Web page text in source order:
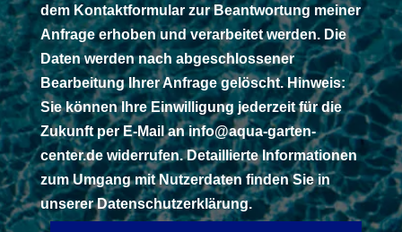
dem Kontaktformular zur Beantwortung meiner
Anfrage erhoben und verarbeitet werden. Die
Daten werden nach abgeschlossener
Bearbeitung Ihrer Anfrage gelöscht. Hinweis:
Sie können Ihre Einwilligung jederzeit für die
Zukunft per E-Mail an info@aqua-garten-
center.de widerrufen. Detaillierte Informationen
zum Umgang mit Nutzerdaten finden Sie in
unserer Datenschutzerklärung.